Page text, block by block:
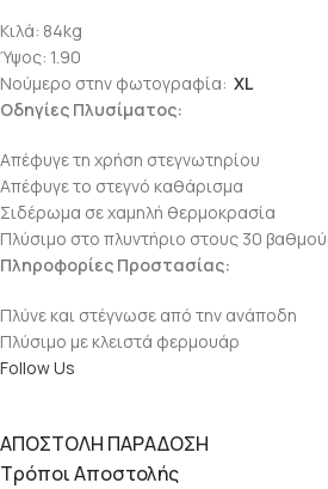
Κιλά: 84kg
Ύψος: 1.90
Νούμερο στην φωτογραφία: XL
Οδηγίες Πλυσίματος:
Απέφυγε τη χρήση στεγνωτηρίου
Απέφυγε το στεγνό καθάρισμα
Σιδέρωμα σε χαμηλή θερμοκρασία
Πλύσιμο στο πλυντήριο στους 30
Πληροφορίες Προστασίας:
Πλύνε και στέγνωσε από την ανάποδη
Πλύσιμο με κλειστά φερμουάρ
Follow Us
ΑΠΟΣΤΟΛΗ ΠΑΡΑΔΟΣΗ
Τρόποι Αποστολής